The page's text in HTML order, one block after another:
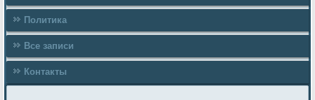
Политика
Все записи
Контакты